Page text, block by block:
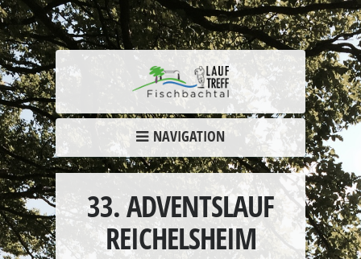
NAVIGATION
33. ADVENTSLAUF
REICHELSHEIM